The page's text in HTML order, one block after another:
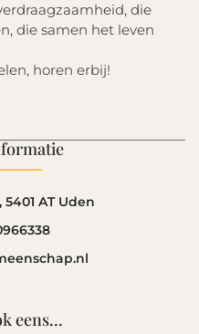
die
die samen het leven
horen erbij!
AT Uden
eens...